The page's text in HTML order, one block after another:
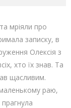
мріяли про
записку, в
Олексія з
хто їх знав. Та
щасливим.
раю,